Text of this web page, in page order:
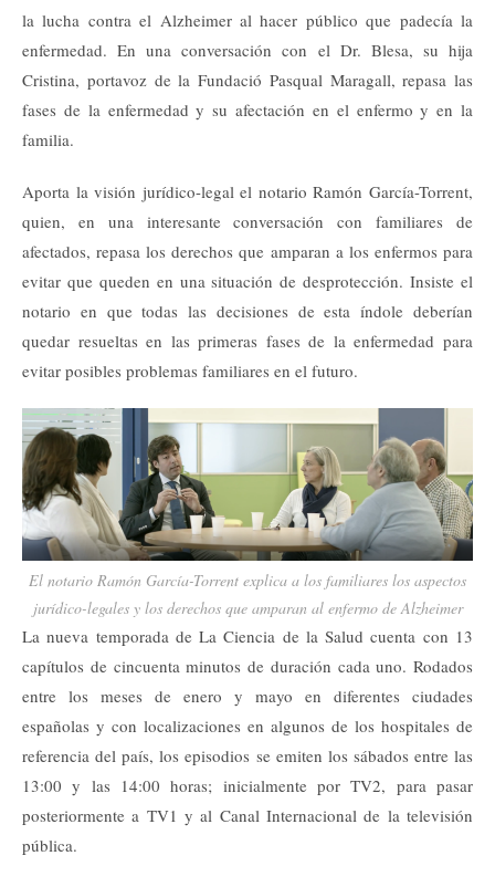
la lucha contra el Alzheimer al hacer público que padecía la
enfermedad. En una conversación con el Dr. Blesa, su hija
Cristina, portavoz de la Fundació Pasqual Maragall, repasa las
fases de la enfermedad y su afectación en el enfermo y en la
familia.
Aporta la visión jurídico-legal el notario Ramón García-Torrent,
quien, en una interesante conversación con familiares de
afectados, repasa los derechos que amparan a los enfermos para
evitar que queden en una situación de desprotección. Insiste el
notario en que todas las decisiones de esta índole deberían
quedar resueltas en las primeras fases de la enfermedad para
evitar posibles problemas familiares en el futuro.
El notario Ramón García-Torrent explica a los familiares los aspectos
jurídico-legales y los derechos que amparan al enfermo de Alzheimer
La nueva temporada de La Ciencia de la Salud cuenta con 13
capítulos de cincuenta minutos de duración cada uno. Rodados
entre los meses de enero y mayo en diferentes ciudades
españolas y con localizaciones en algunos de los hospitales de
referencia del país, los episodios se emiten los sábados entre las
13:00 y las 14:00 horas; inicialmente por TV2, para pasar
posteriormente a TV1 y al Canal Internacional de la televisión
pública.